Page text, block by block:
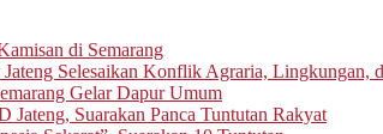
di Semarang
Selesaikan Konflik Agraria, Lingkungan,
Gelar Dapur Umum
Suarakan Panca Tuntutan Rakyat